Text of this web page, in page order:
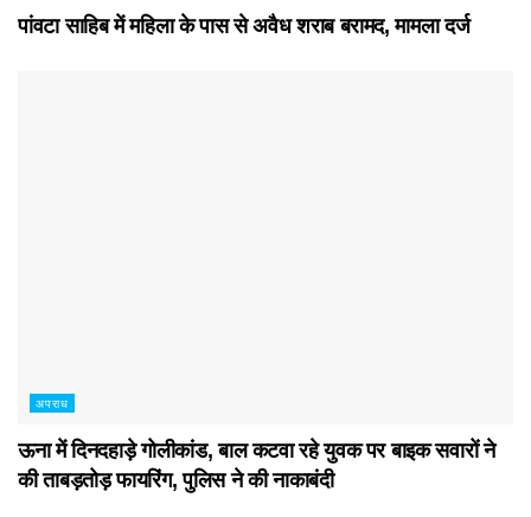
पांवटा साहिब में महिला के पास से अवैध शराब बरामद, मामला दर्ज
अपराध
ऊना में दिनदहाड़े गोलीकांड, बाल कटवा रहे युवक पर बाइक सवारों ने
की ताबड़तोड़ फायरिंग, पुलिस ने की नाकाबंदी